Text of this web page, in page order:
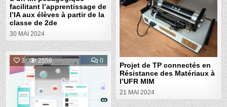
À
PARTIR
DE
CLASSE
2DE
facilitant l’apprentissage de
l’IA aux élèves à partir de la
classe de 2de
30 MAI 2024
EN
DES
À
MIM
Posted
in
Projet de TP connectés en
Résistance des Matériaux à
l’UFR MIM
21 MAI 2024
3 2556 0COMMENT
ON
ACCÈS
GRATUIT
À
LA
PLATEFORME
UPTALE
Posted
in